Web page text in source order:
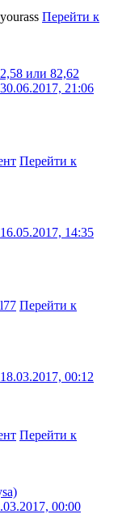
Перейти к
или 82,62
30.06.2017, 21:06
Перейти к
16.05.2017, 14:35
Перейти к
18.03.2017, 00:12
Перейти к
00:00